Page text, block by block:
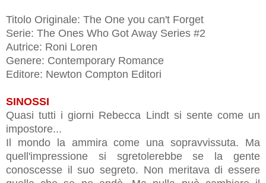
Titolo Originale: The One you can't Forget
Serie: The Ones Who Got Away Series #2
Autrice: Roni Loren
Genere: Contemporary Romance
Editore: Newton Compton Editori
SINOSSI
Quasi tutti i giorni Rebecca Lindt si sente come un
impostore...
Il mondo la ammira come una sopravvissuta. Ma
quell'impressione si sgretolerebbe se la gente
conoscesse il suo segreto. Non meritava di essere